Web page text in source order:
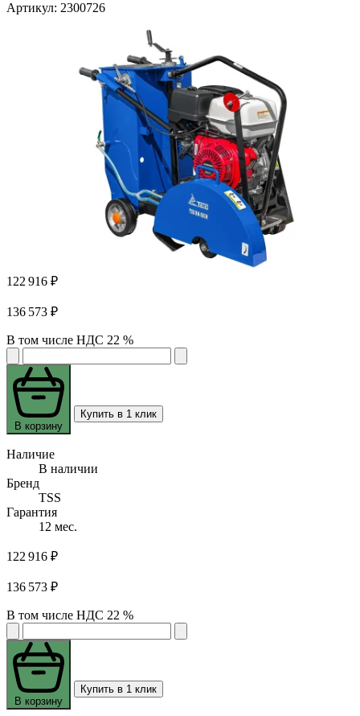
Артикул: 2300726
122 916 ₽
136 573 ₽
В том числе НДС 22 %
В корзину
Купить в 1 клик
Наличие
В наличии
Бренд
TSS
Гарантия
12 мес.
122 916 ₽
136 573 ₽
В том числе НДС 22 %
В корзину
Купить в 1 клик